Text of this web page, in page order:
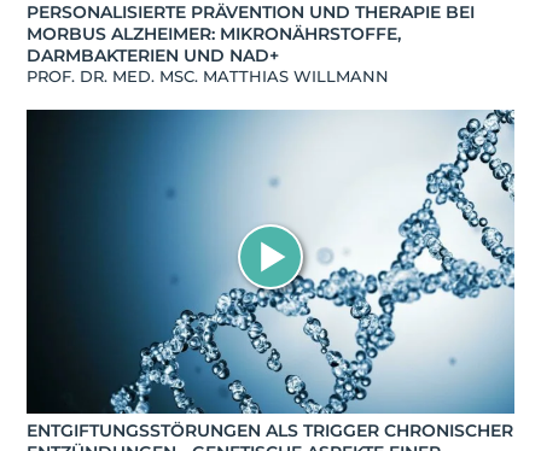
PERSONALISIERTE PRÄVENTION UND THERAPIE BEI
MORBUS ALZHEIMER: MIKRONÄHRSTOFFE,
DARMBAKTERIEN UND NAD+
PROF. DR. MED. MSC. MATTHIAS WILLMANN
ENTGIFTUNGSSTÖRUNGEN ALS TRIGGER CHRONISCHER